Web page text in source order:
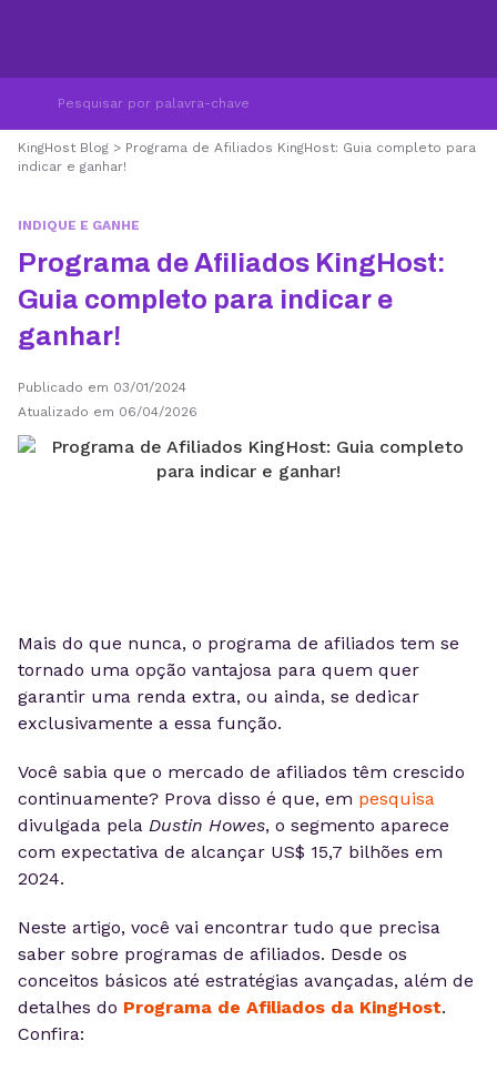
KingHost Blog > Programa de Afiliados KingHost: Guia completo para
indicar e ganhar!
INDIQUE E GANHE
Programa de Afiliados KingHost:
Guia completo para indicar e
ganhar!
Publicado em 03/01/2024
Atualizado em 06/04/2026
Mais do que nunca, o programa de afiliados tem se
tornado uma opção vantajosa para quem quer
garantir uma renda extra, ou ainda, se dedicar
exclusivamente a essa função.
Você sabia que o mercado de afiliados têm crescido
continuamente? Prova disso é que, em pesquisa
divulgada pela Dustin Howes, o segmento aparece
com expectativa de alcançar US$ 15,7 bilhões em
2024.
Neste artigo, você vai encontrar tudo que precisa
saber sobre programas de afiliados. Desde os
conceitos básicos até estratégias avançadas, além de
detalhes do Programa de Afiliados da KingHost.
Confira: